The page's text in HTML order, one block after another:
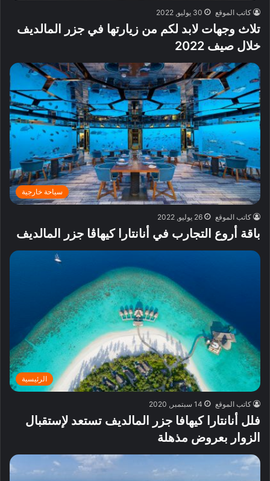
كاتب الموقع 30 يوليو, 2022
تلاث وجهات لابد لكم من زيارتها في جزر المالديف
خلال صيف 2022
سياحة خارجية
كاتب الموقع 26 يوليو, 2022
باقة أروع التجارب في أنانتارا كيهاڤا جزر المالديف
الرئيسية
كاتب الموقع 14 سبتمبر, 2020
فلل أنانتارا كيهافا جزر المالديف تستعد لإستقبال
الزوار بعروض مذهلة